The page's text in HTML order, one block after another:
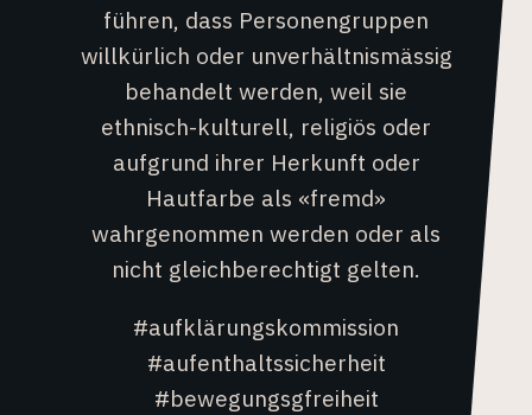
führen, dass Personengruppen
willkürlich oder unverhältnismässig
behandelt werden, weil sie
ethnisch-kulturell, religiös oder
aufgrund ihrer Herkunft oder
Hautfarbe als «fremd»
wahrgenommen werden oder als
nicht gleichberechtigt gelten.
#aufklärungskommission
#aufenthaltssicherheit
#bewegungsgfreiheit